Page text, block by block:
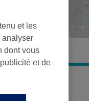
et les
analyser
dont vous
et de